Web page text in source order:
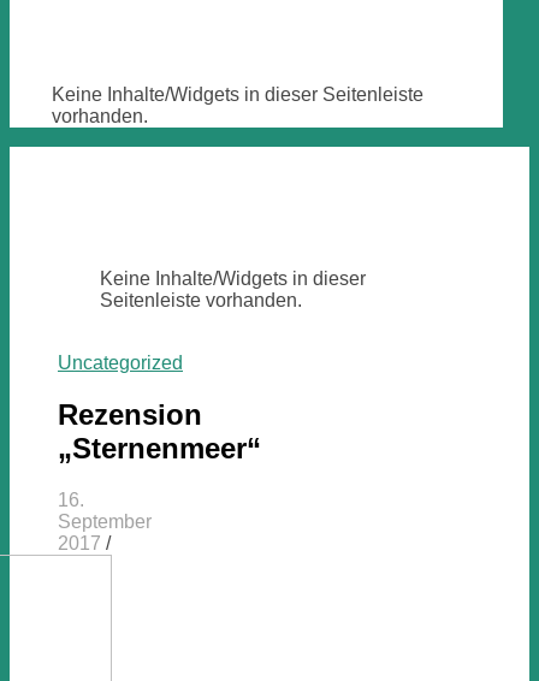
Keine Inhalte/Widgets in dieser Seitenleiste
vorhanden.
Keine Inhalte/Widgets in dieser
Seitenleiste vorhanden.
Uncategorized
Rezension
„Sternenmeer“
16.
September
2017 /